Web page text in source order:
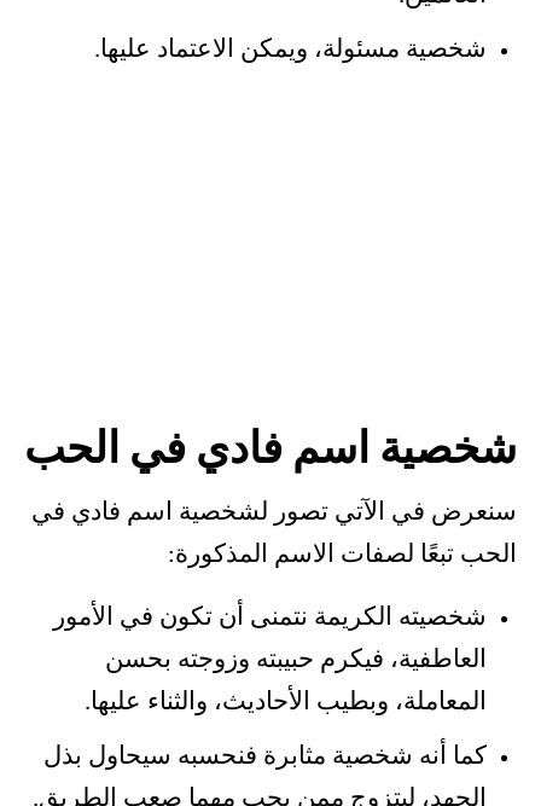
شخصية مسئولة، ويمكن الاعتماد عليها.
شخصية اسم فادي في الحب
سنعرض في الآتي تصور لشخصية اسم فادي في
الحب تبعًا لصفات الاسم المذكورة:
شخصيته الكريمة نتمنى أن تكون في الأمور
العاطفية، فيكرم حبيبته وزوجته بحسن
المعاملة، وبطيب الأحاديث، والثناء عليها.
كما أنه شخصية مثابرة فنحسبه سيحاول بذل
الجهد، ليتزوج ممن يحب مهما صعب الطريق.